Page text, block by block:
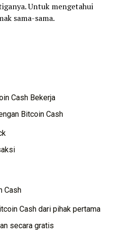
Untuk mengetahui
sama-sama.
Cash Bekerja
Bitcoin Cash
Cash
Cash dari pihak pertama
secara gratis